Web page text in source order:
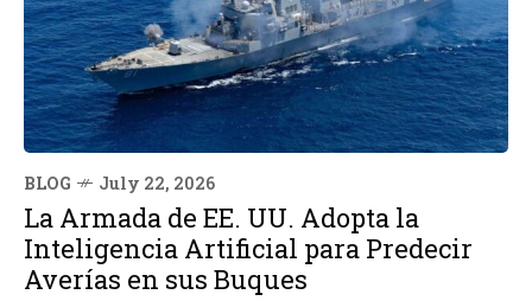
BLOG July 22, 2026
La Armada de EE. UU. Adopta la
Inteligencia Artificial para Predecir
Averías en sus Buques